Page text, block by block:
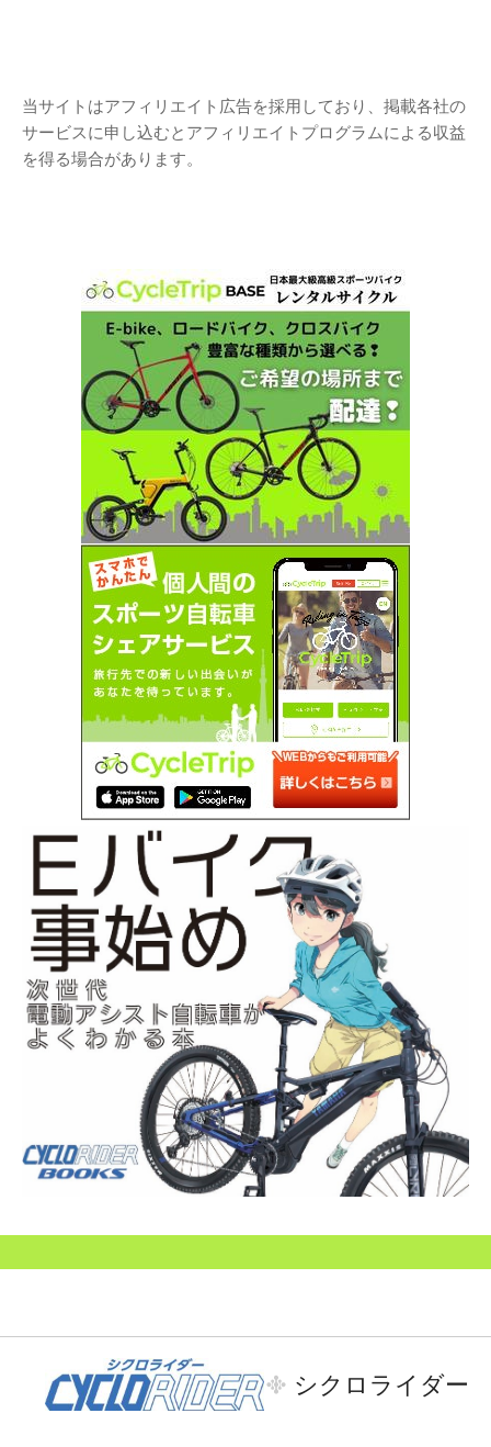
シクロライダー